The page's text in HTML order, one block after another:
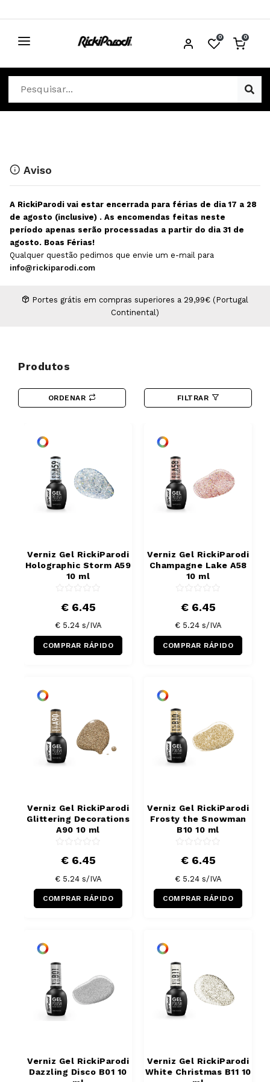
0 0
CABELO
Cosmética Capilar
Equipamentos Elétricos
Escovas e Pente
Extensões
MAN WORLD - Espaço Homem
ROYAL SECRET - Hair Control Plan
Tesouras e Navalhas
Depilação
Descartáveis Estética
Diversos Estética
Equipamentos Depilação
Maquilhagem Profissional
Aviso
A RickiParodi vai estar encerrada para férias de dia 17 a 28
de agosto (inclusive) . As encomendas feitas neste
período apenas serão processadas a partir do dia 31 de
agosto. Boas Férias!
Qualquer questão pedimos que envie um e-mail para
info@rickiparodi.com
Portes grátis em compras superiores a 29,99€ (Portugal
Continental)
Produtos
ORDENAR FILTRAR
Verniz Gel RickiParodi
Holographic Storm A59
10 ml
€ 6.45
€ 5.24s/IVA
COMPRAR RÁPIDO
Verniz Gel RickiParodi
Champagne Lake A58
10 ml
€ 6.45
€ 5.24s/IVA
COMPRAR RÁPIDO
Verniz Gel RickiParodi
Glittering Decorations
A90 10 ml
€ 6.45
€ 5.24s/IVA
COMPRAR RÁPIDO
Verniz Gel RickiParodi
Frosty the Snowman
B10 10 ml
€ 6.45
€ 5.24s/IVA
COMPRAR RÁPIDO
Verniz Gel RickiParodi
Dazzling Disco B01 10
Verniz Gel RickiParodi
White Christmas B11 10